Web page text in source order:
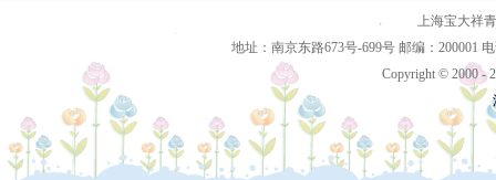
上海宝大祥
地址：南京东路673号-699号 邮编：200001
Copyright © 2000 -